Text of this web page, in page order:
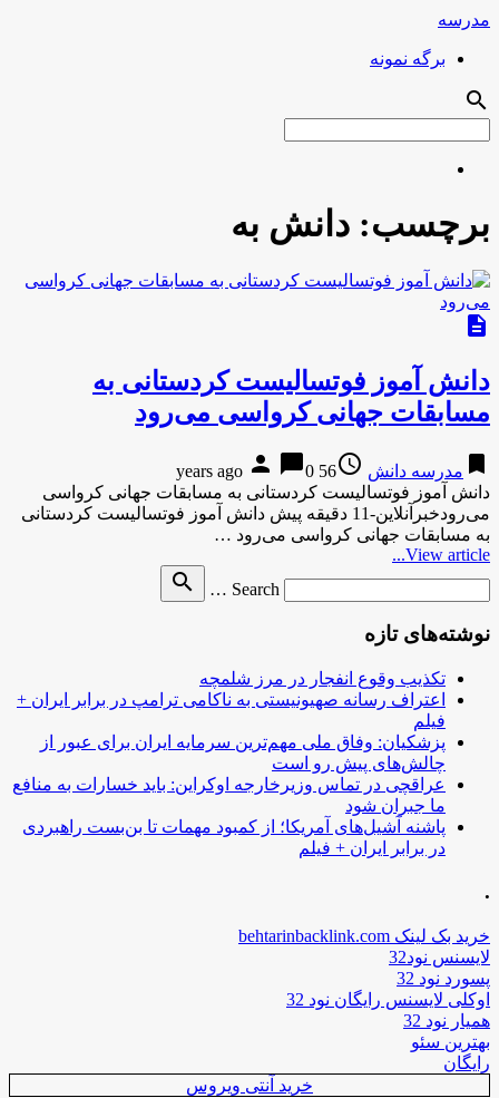
مدرسه
برگه نمونه
search
برچسب: دانش به
description
دانش آموز فوتسالیست کردستانی به
مسابقات جهانی کرواسی می‌رود
bookmark مدرسه دانش access_time
56 years ago
person chat_bubble0
دانش آموز فوتسالیست کردستانی به مسابقات جهانی کرواسی
می‌رودخبرآنلاین-11 دقیقه پیش دانش آموز فوتسالیست کردستانی
به مسابقات جهانی کرواسی می‌رود …
View article...
Search …
search
نوشته‌های تازه
تکذیب وقوع انفجار در مرز شلمچه
اعتراف رسانه صهیونیستی به ناکامی ترامپ در برابر ایران +
فیلم
پزشکیان: وفاق ملی مهم‌ترین سرمایه ایران برای عبور از
چالش‌های پیش رو است
عراقچی در تماس وزیرخارجه اوکراین: باید خسارات به منافع
ما جبران شود
پاشنه آشیل‌های آمریکا؛ از کمبود مهمات تا بن‌بست راهبردی
در برابر ایران + فیلم
.
خرید بک لینک behtarinbacklink.com
لایسنس نود32
پسورد نود 32
اوکلی لایسنس رایگان نود 32
همیار نود 32
بهترین سئو
رایگان
خرید آنتی ویروس